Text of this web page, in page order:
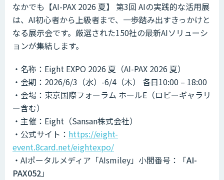
なかでも 【AI-PAX 2026 夏】 第3回 AIの実践的な活用展
は、AI初心者から上級者まで、一歩踏み出すきっかけと
なる展示会です。厳選された150社の最新AIソリューシ
ョンが集結します。
・名称：Eight EXPO 2026 夏（AI-PAX 2026 夏）
・会期：2026/6/3（水）-6/4（木） 各日10:00 – 18:00
・会場：東京国際フォーラム ホールE（ロビーギャラリ
ー含む）
・主催：Eight（Sansan株式会社）
・公式サイト： https://eight-
event.8card.net/eightexpo/
・AIポータルメディア「AIsmiley」小間番号：「AI-
PAX052」